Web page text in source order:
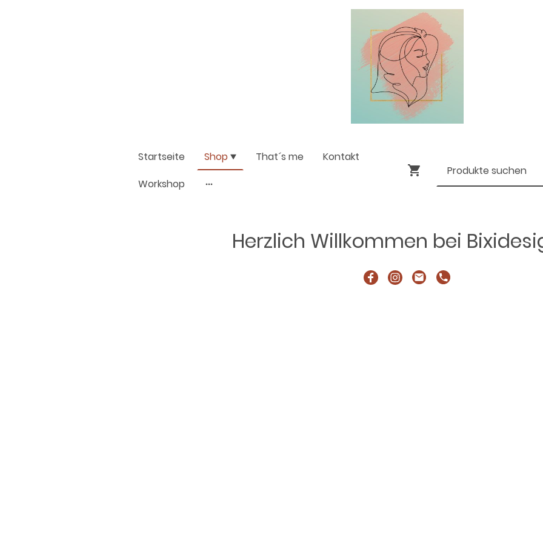
Startseite Shop That´s me
Kontakt
Workshop
Herzlich Willkommen bei